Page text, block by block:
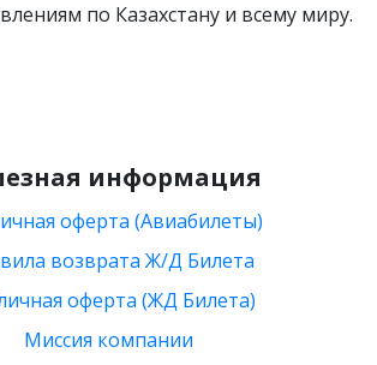
по Казахстану и всему миру.
информация
оферта (Авиабилеты)
возврата Ж/Д Билета
оферта (ЖД Билета)
Миссия компании